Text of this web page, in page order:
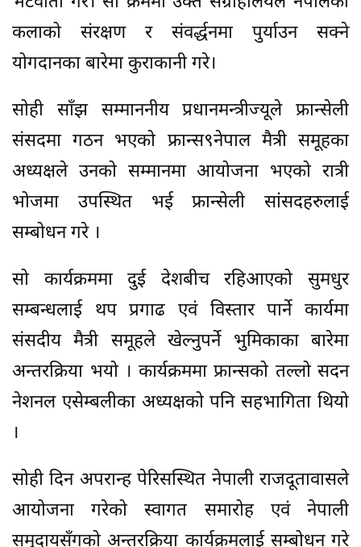
कलाको संरक्षण र संवर्द्धनमा पुर्याउन सक्ने
योगदानका बारेमा कुराकानी गरे।
सोही साँझ सम्माननीय प्रधानमन्त्रीज्यूले फ्रान्सेली
संसदमा गठन भएको फ्रान्स९नेपाल मैत्री समूहका
अध्यक्षले उनको सम्मानमा आयोजना भएको रात्री
भोजमा उपस्थित भई फ्रान्सेली सांसदहरुलाई
सम्बोधन गरे ।
सो कार्यक्रममा दुई देशबीच रहिआएको सुमधुर
सम्बन्धलाई थप प्रगाढ एवं विस्तार पार्ने कार्यमा
संसदीय मैत्री समूहले खेल्नुपर्ने भुमिकाका बारेमा
अन्तरक्रिया भयो । कार्यक्रममा फ्रान्सको तल्लो सदन
नेशनल एसेम्बलीका अध्यक्षको पनि सहभागिता थियो
।
सोही दिन अपरान्ह पेरिसस्थित नेपाली राजदूतावासले
आयोजना गरेको स्वागत समारोह एवं नेपाली
समुदायसँगको अन्तरक्रिया कार्यक्रमलाई सम्बोधन गरे